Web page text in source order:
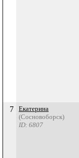
7
Екатерина
(Сосновоборск)
ID: 6807